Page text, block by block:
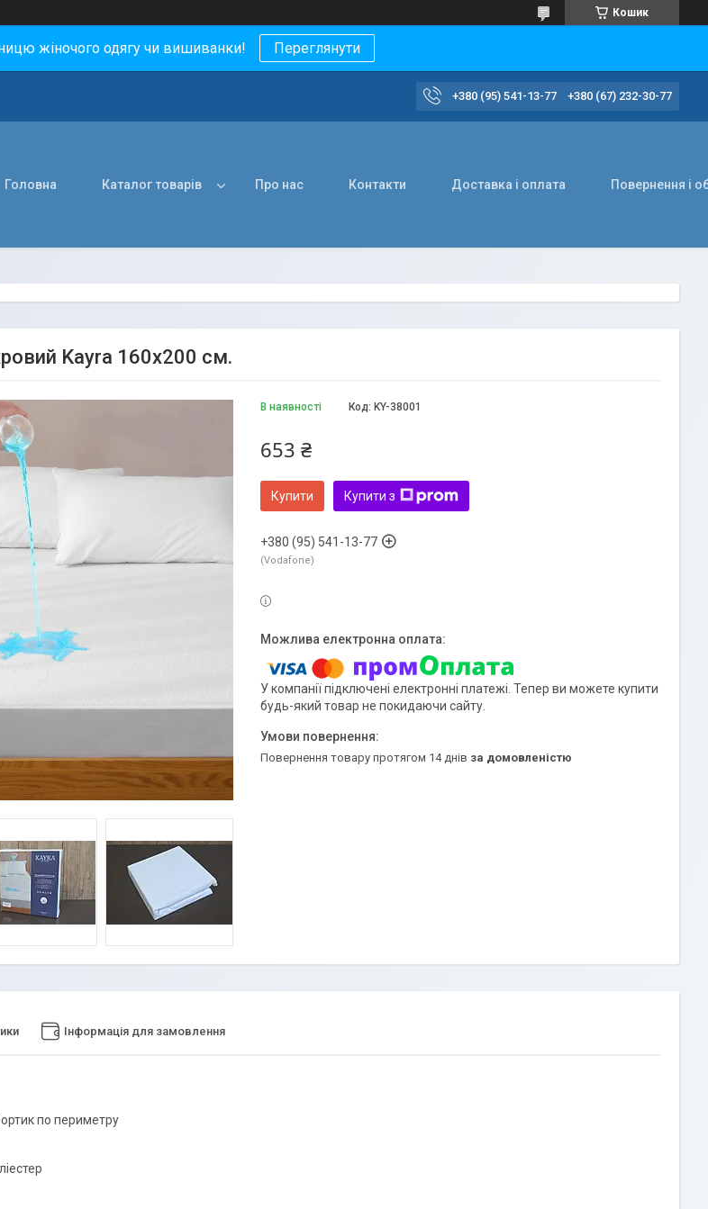
Кошик
жіночого одягу чи вишиванки! Переглянути
+380 (95) 541-13-77 +380 (67) 232-30-77
Головна Каталог товарів Про нас Контакти Доставка і оплата Повернення і
Kayra 160х200 см.
В наявності Код: KY-38001
653 ₴
Купити Купити з
+380 (95) 541-13-77
Vodafone
У компанії підключені електронні платежі. Тепер ви можете купити
будь-який товар не покидаючи сайту.
повернення товару протягом 14 днів за домовленістю
Інформація для замовлення
по периметру